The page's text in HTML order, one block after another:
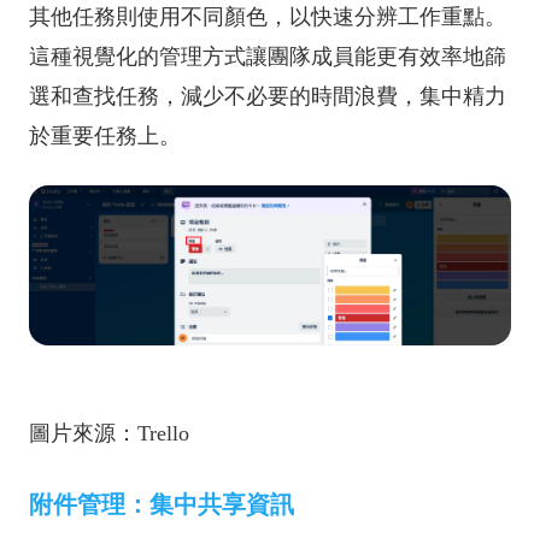
其他任務則使用不同顏色，以快速分辨工作重點。
這種視覺化的管理方式讓團隊成員能更有效率地篩
選和查找任務，減少不必要的時間浪費，集中精力
於重要任務上。
圖片來源：Trello
附件管理：集中共享資訊